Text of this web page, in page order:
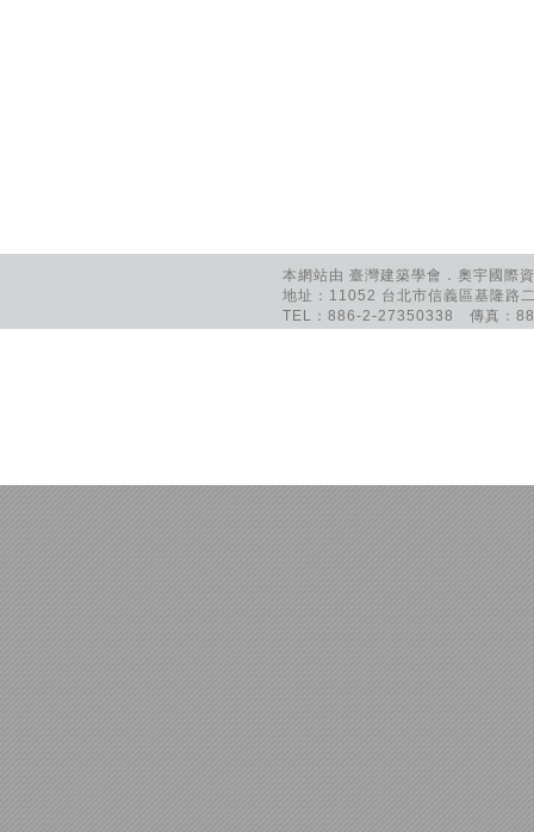
本網站由 臺灣建築學會．奧宇國
地址：11052 台北市信義區基隆路
TEL：886-2-27350338 傳真：